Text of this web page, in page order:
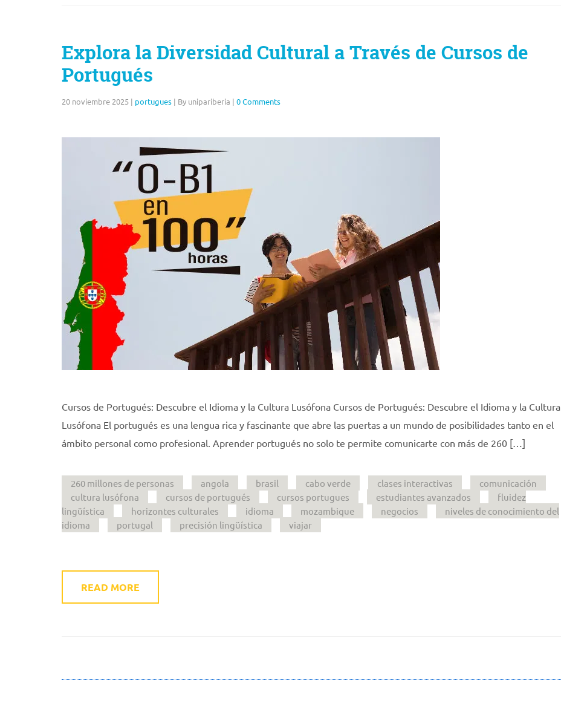
Explora la Diversidad Cultural a Través de Cursos de
Portugués
20 noviembre 2025 | portugues | By unipariberia | 0 Comments
Cursos de Portugués: Descubre el Idioma y la Cultura Lusófona Cursos de Portugués: Descubre el Idioma y la Cultura
Lusófona El portugués es una lengua rica y fascinante que abre las puertas a un mundo de posibilidades tanto en el
ámbito personal como profesional. Aprender portugués no solo te permite comunicarte con más de 260 […]
260 millones de personas angola brasil cabo verde clases interactivas
comunicación
cultura lusófona
cursos de portugués cursos portugues estudiantes avanzados
fluidez
lingüística
horizontes culturales idioma mozambique negocios
niveles de conocimiento del
idioma
portugal precisión lingüística viajar
READ MORE